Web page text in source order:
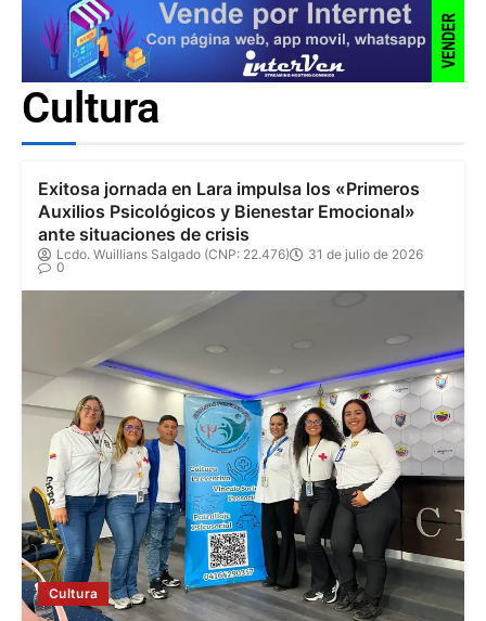
Cultura
Cultura
Exitosa jornada en Lara impulsa los «Primeros
Auxilios Psicológicos y Bienestar Emocional»
ante situaciones de crisis
Lcdo. Wuillians Salgado (CNP: 22.476)
31 de julio de 2026
0